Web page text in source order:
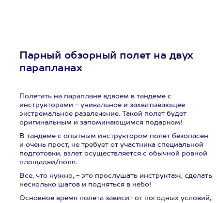
Парный обзорный полет на двух
парапланах
Полетать на параплане вдвоем в тандеме с
инструкторами - уникальное и захватывающее
экстремальное развлечение. Такой полет будет
оригинальным и запоминающимся подарком!
В тандеме с опытным инструктором полет безопасен
и очень прост, не требует от участника специальной
подготовки, взлет осуществляется с обычной ровной
площадки/поля.
Все, что нужно, - это прослушать инструктаж, сделать
несколько шагов и подняться в небо!
Основное время полета зависит от погодных условий,